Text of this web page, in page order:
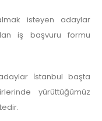
isteyen adaylar
iş başvuru formu
İstanbul başta
yürüttüğümüz